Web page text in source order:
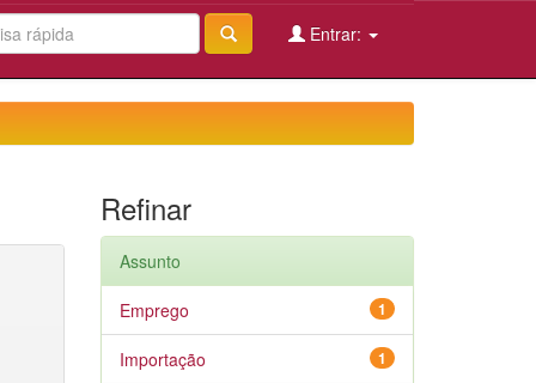
Entrar:
Refinar
Assunto
1
Emprego
1
Importação